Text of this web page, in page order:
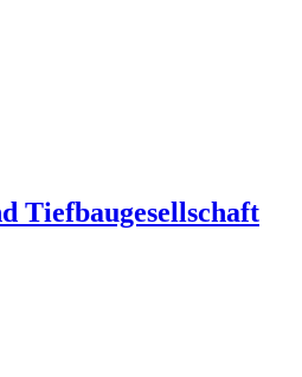
Tiefbaugesellschaft